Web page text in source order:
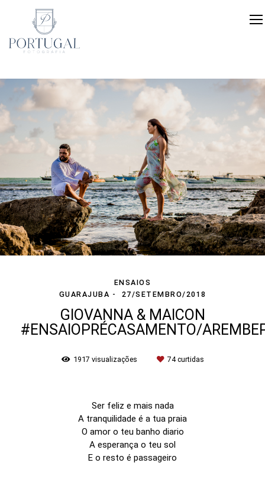
ENSAIOS
GUARAJUBA
27/SETEMBRO/2018
GIOVANNA & MAICON
#ENSAIOPRÉCASAMENTO/
1917 visualizações 74curtidas
Ser feliz e mais nada
A tranquilidade é a tua praia
O amor o teu banho diario
A esperança o teu sol
E o resto é passageiro